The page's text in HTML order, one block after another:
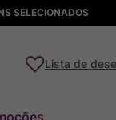
SELECIONADOS
Lista de